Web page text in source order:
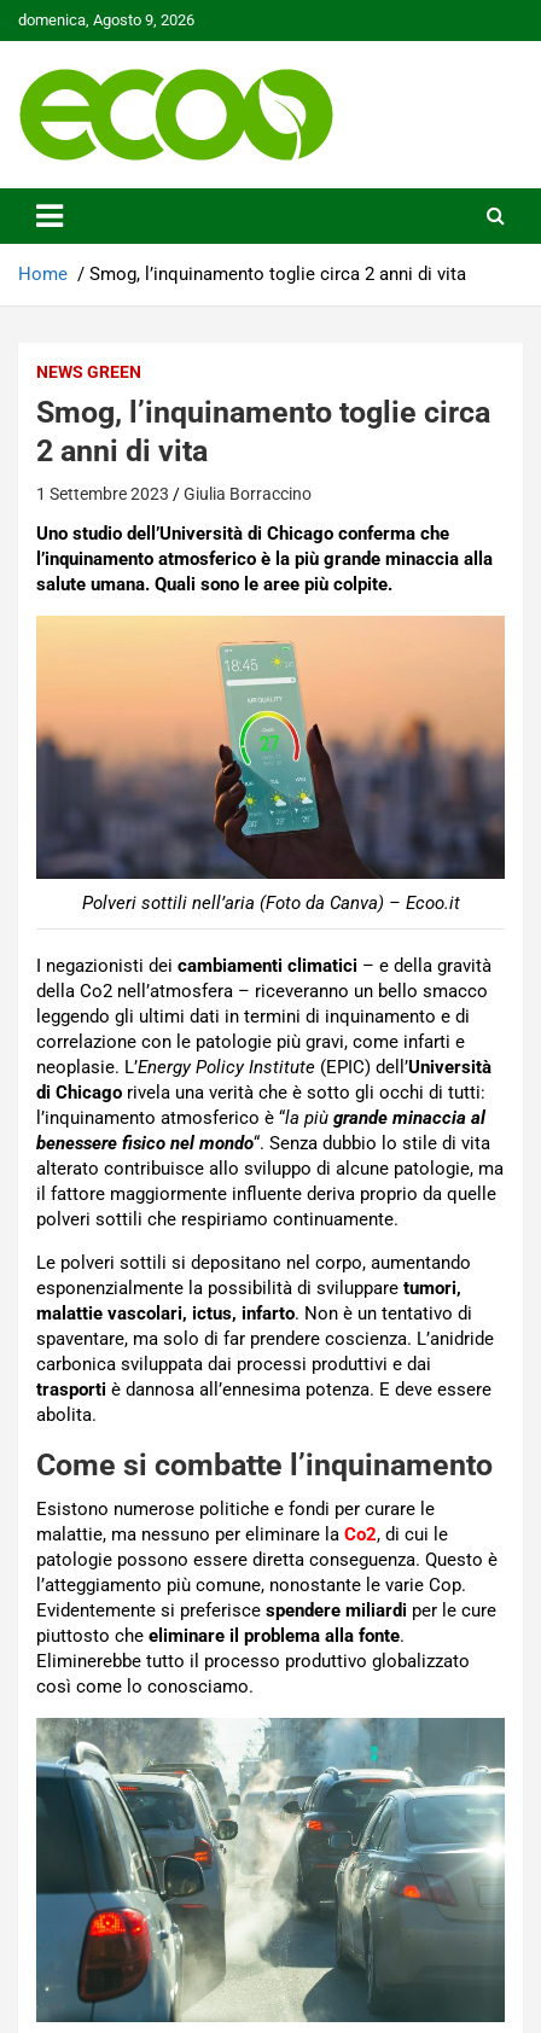
Skip
to
domenica, Agosto 9, 2026
Ecoo.it
Home Smog, l’inquinamento toglie circa 2 anni di vita
NEWS GREEN
Smog, l’inquinamento toglie circa
2 anni di vita
1 Settembre 2023 Giulia Borraccino
Uno studio dell’Università di Chicago conferma che
l’inquinamento atmosferico è la più grande minaccia alla
salute umana. Quali sono le aree più colpite.
Polveri sottili nell’aria (Foto da Canva) – Ecoo.it
I negazionisti dei cambiamenti climatici – e della gravità
della Co2 nell’atmosfera – riceveranno un bello smacco
leggendo gli ultimi dati in termini di inquinamento e di
correlazione con le patologie più gravi, come infarti e
neoplasie. L’Energy Policy Institute (EPIC) dell’Università
di Chicago rivela una verità che è sotto gli occhi di tutti:
l’inquinamento atmosferico è “la più grande minaccia al
benessere fisico nel mondo“. Senza dubbio lo stile di vita
alterato contribuisce allo sviluppo di alcune patologie, ma
il fattore maggiormente influente deriva proprio da quelle
polveri sottili che respiriamo continuamente.
Le polveri sottili si depositano nel corpo, aumentando
esponenzialmente la possibilità di sviluppare tumori,
malattie vascolari, ictus, infarto. Non è un tentativo di
spaventare, ma solo di far prendere coscienza. L’anidride
carbonica sviluppata dai processi produttivi e dai
trasporti è dannosa all’ennesima potenza. E deve essere
abolita.
Come si combatte l’inquinamento
Esistono numerose politiche e fondi per curare le
malattie, ma nessuno per eliminare la Co2, di cui le
patologie possono essere diretta conseguenza. Questo è
l’atteggiamento più comune, nonostante le varie Cop.
Evidentemente si preferisce spendere miliardi per le cure
piuttosto che eliminare il problema alla fonte.
Eliminerebbe tutto il processo produttivo globalizzato
così come lo conosciamo.